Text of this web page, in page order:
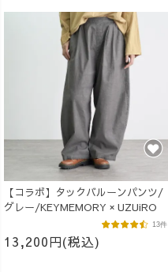
【コラボ】タックバルーンパンツ/
グレー/KEYMEMORY × UZUiRO
13,200円(税込)
13件